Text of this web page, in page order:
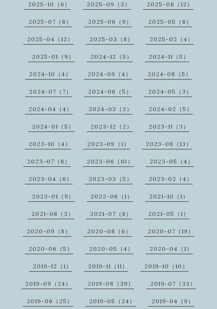
2025-10（6） 2025-09（3） 2025-08（12）
2025-07（8） 2025-06（9） 2025-05（8）
2025-04（12） 2025-03（8） 2025-02（4）
2025-01（9） 2024-12（5） 2024-11（5）
2024-10（4） 2024-09（4） 2024-08（5）
2024-07（7） 2024-06（5） 2024-05（3）
2024-04（4） 2024-03（3） 2024-02（5）
2024-01（5） 2023-12（2） 2023-11（3）
2023-10（4） 2023-09（1） 2023-08（13）
2023-07（8） 2023-06（10） 2023-05（4）
2023-04（6） 2023-03（5） 2023-02（4）
2023-01（9） 2022-06（1） 2021-10（1）
2021-08（3） 2021-07（8） 2021-05（1）
2020-09（8） 2020-08（6） 2020-07（19）
2020-06（5） 2020-05（4） 2020-04（1）
2019-12（1） 2019-11（11） 2019-10（10）
2019-09（24） 2019-08（39） 2019-07（33）
2019-06（25） 2019-05（24） 2019-04（9）